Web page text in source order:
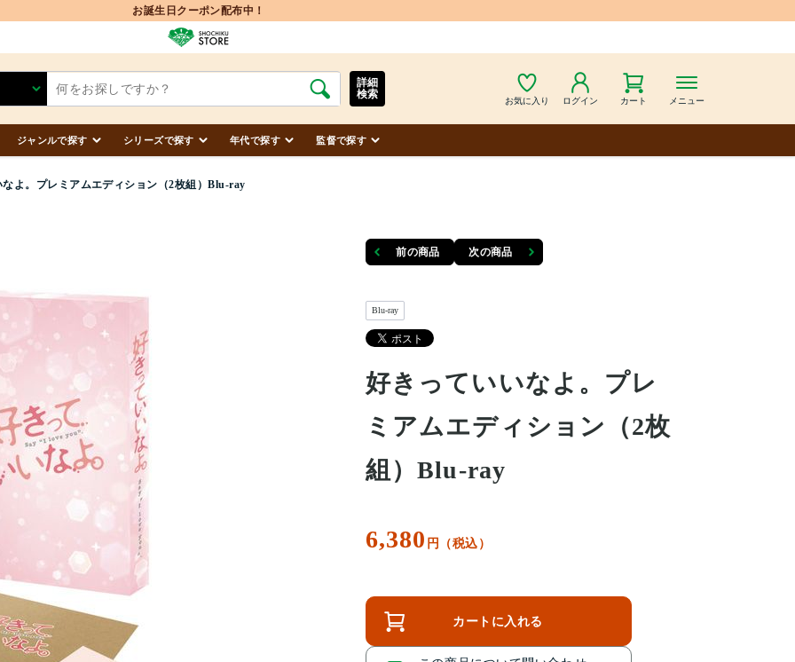
お気に入り ログイン カート メニュー
詳細
検索
ジャンルで探す シリーズで探す 年代で探す 監督で探す
よ。プレミアムエディション（2枚組）Blu-ray
前の商品 次の商品
Blu-ray
好きっていいなよ。プレ
ミアムエディション（2枚
組）Blu-ray
6,380 円（税込）
カートに入れる